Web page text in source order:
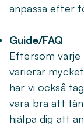
anpassa efter
Guide/FAQ
Eftersom varje
varierar
har vi också
vara bra att
hjälpa dig att